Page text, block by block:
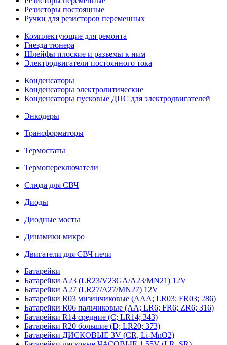
Резисторы постоянные
Ручки для резисторов переменных
Комплектующие для ремонта
Гнезда тюнера
Шлейфы плоские и разъемы к ним
Электродвигатели постоянного тока
Конденсаторы
Конденсаторы электролитические
Конденсаторы пусковые ДПС для электродвигателей
Энкодеры
Трансформаторы
Термостаты
Термопереключатели
Слюда для СВЧ
Диоды
Диодные мосты
Динамики микро
Двигатели для СВЧ печи
Батарейки
Батарейки A23 (LR23/V23GA/A23/MN21) 12V
Батарейки A27 (LR27/A27/MN27) 12V
Батарейки R03 мизинчиковые (AAA; LR03; FR03; 286)
Батарейки R06 пальчиковые (AA; LR6; FR6; ZR6; 316)
Батарейки R14 средние (C; LR14; 343)
Батарейки R20 большие (D; LR20; 373)
Батарейки ДИСКОВЫЕ 3V (CR, Li-MnO2)